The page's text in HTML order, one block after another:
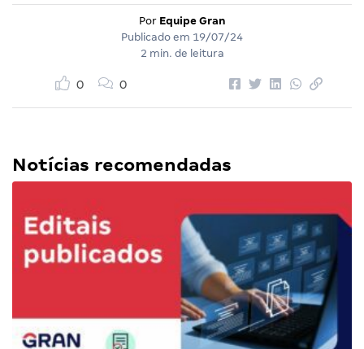
Por Equipe Gran
Publicado em 19/07/24
2 min. de leitura
0 0
Notícias recomendadas